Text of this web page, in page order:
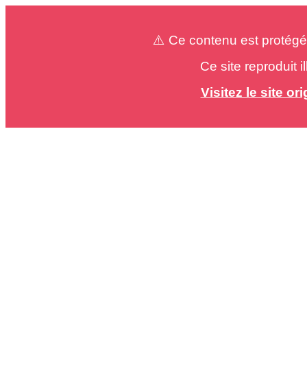
⚠️ Ce contenu est
Ce site reproduit
Visitez le site